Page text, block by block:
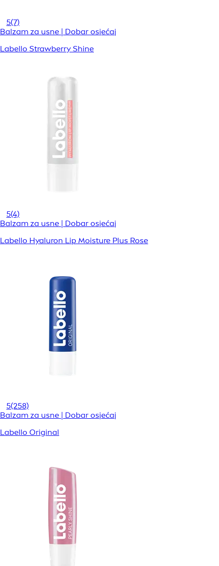
5(7)
Balzam za usne | Dobar osjećaj
Labello Strawberry Shine
5(4)
Balzam za usne | Dobar osjećaj
Labello Hyaluron Lip Moisture Plus Rose
5(258)
Balzam za usne | Dobar osjećaj
Labello Original